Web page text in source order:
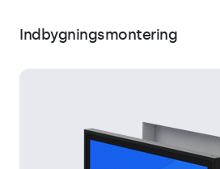
Indbygningsmontering